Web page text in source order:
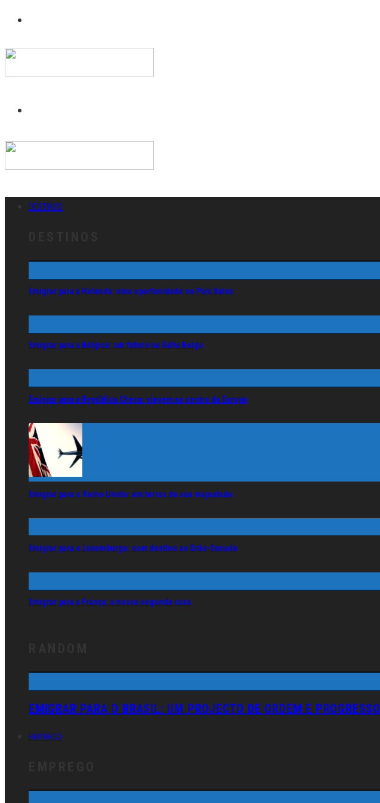
DESTINOS
Emigrar para a Holanda: uma oportunidade no País Baixo
Emigrar para a Bélgica: um futuro na Gália Belga
Emigrar para a República Checa: viagem ao centro da Europa
Emigrar para o Reino Unido: em terras de sua majestade
Emigrar para o Luxemburgo: com destino ao Grão-Ducado
Emigrar para a França: a nossa segunda casa
EMIGRAR PARA O BRASIL: UM PROJECTO DE ORDEM E PROGRESSO
EMPREGO